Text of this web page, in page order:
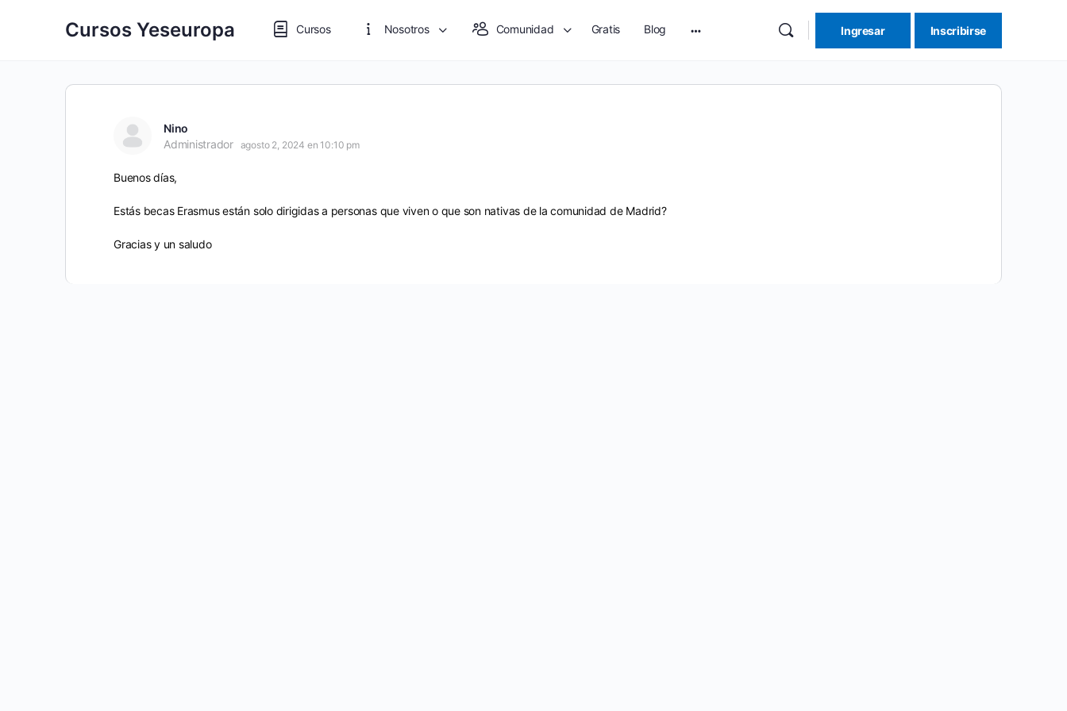
Cursos Yeseuropa Cursos Nosotros Comunidad Gratis Blog Ingresar Inscribirse
Nino
Administrador
agosto 2, 2024 en 10:10 pm
Buenos días,
Estás becas Erasmus están solo dirigidas a personas que viven o que son nativas de la comunidad de Madrid?
Gracias y un saludo